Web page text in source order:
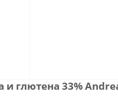
глютена 33%